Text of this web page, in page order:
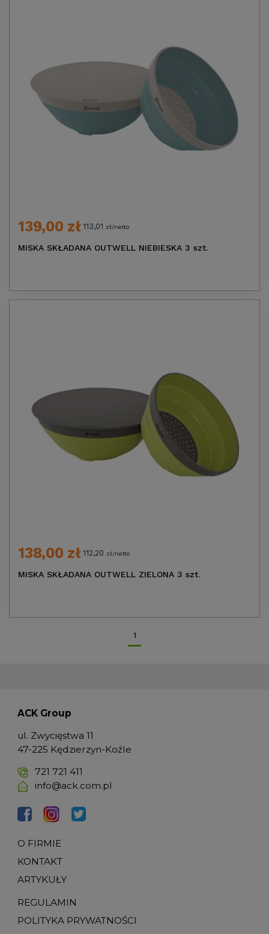
139,00 zł 113,01 zł/netto
MISKA SKŁADANA OUTWELL NIEBIESKA 3 szt.
138,00 zł 112,20 zł/netto
MISKA SKŁADANA OUTWELL ZIELONA 3 szt.
1
ACK Group
ul. Zwycięstwa 11
47-225 Kędzierzyn-Koźle
721 721 411
info@ack.com.pl
O FIRMIE
KONTAKT
ARTYKUŁY
REGULAMIN
POLITYKA PRYWATNOŚCI